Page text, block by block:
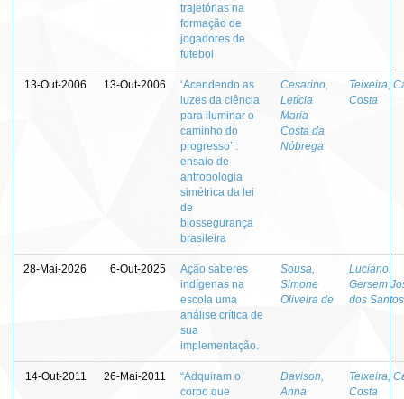
trajetórias na
formação de
jogadores de
futebol
13-Out-2006 13-Out-2006
‘Acendendo as
luzes da ciência
para iluminar o
caminho do
progresso’ :
ensaio de
antropologia
simétrica da lei
de
biossegurança
brasileira
Cesarino,
Letícia
Maria
Costa da
Nóbrega
Teixeira,
Costa
28-Mai-2026 6-Out-2025
Ação saberes
indígenas na
escola uma
análise crítica de
sua
implementação.
Sousa,
Simone
Oliveira de
Luciano,
Gersem
dos Santos
14-Out-2011 26-Mai-2011
“Adquiram o
corpo que
Davison,
Anna
Teixeira,
Costa